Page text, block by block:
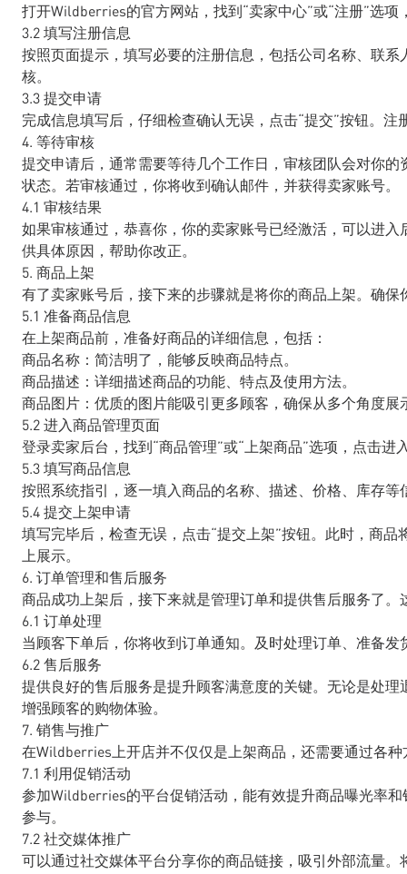
打开Wildberries的官方网站，找到“卖家中心”或“注册”选项
3.2 填写注册信息
按照页面提示，填写必要的注册信息，包括公司名称、联
核。
3.3 提交申请
完成信息填写后，仔细检查确认无误，点击“提交”按钮。
4. 等待审核
提交申请后，通常需要等待几个工作日，审核团队会对你
状态。若审核通过，你将收到确认邮件，并获得卖家账号。
4.1 审核结果
如果审核通过，恭喜你，你的卖家账号已经激活，可以进
供具体原因，帮助你改正。
5. 商品上架
有了卖家账号后，接下来的步骤就是将你的商品上架。确
5.1 准备商品信息
在上架商品前，准备好商品的详细信息，包括：
商品名称：简洁明了，能够反映商品特点。
商品描述：详细描述商品的功能、特点及使用方法。
商品图片：优质的图片能吸引更多顾客，确保从多个角度展
5.2 进入商品管理页面
登录卖家后台，找到“商品管理”或“上架商品”选项，点击进
5.3 填写商品信息
按照系统指引，逐一填入商品的名称、描述、价格、库存
5.4 提交上架申请
填写完毕后，检查无误，点击“提交上架”按钮。此时，商
上展示。
6. 订单管理和售后服务
商品成功上架后，接下来就是管理订单和提供售后服务了
6.1 订单处理
当顾客下单后，你将收到订单通知。及时处理订单、准备
6.2 售后服务
提供良好的售后服务是提升顾客满意度的关键。无论是处
增强顾客的购物体验。
7. 销售与推广
在Wildberries上开店并不仅仅是上架商品，还需要通过各
7.1 利用促销活动
参加Wildberries的平台促销活动，能有效提升商品曝光率
参与。
7.2 社交媒体推广
可以通过社交媒体平台分享你的商品链接，吸引外部流量